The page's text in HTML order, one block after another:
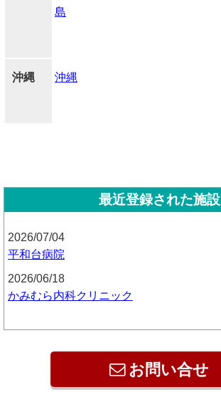
島
沖縄 沖縄
最近登録された施設
2026/07/04
平和台病院
2026/06/18
かみむら内科クリニック
お問い合せ